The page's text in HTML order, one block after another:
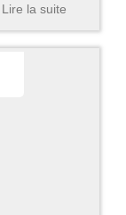
Lire la suite